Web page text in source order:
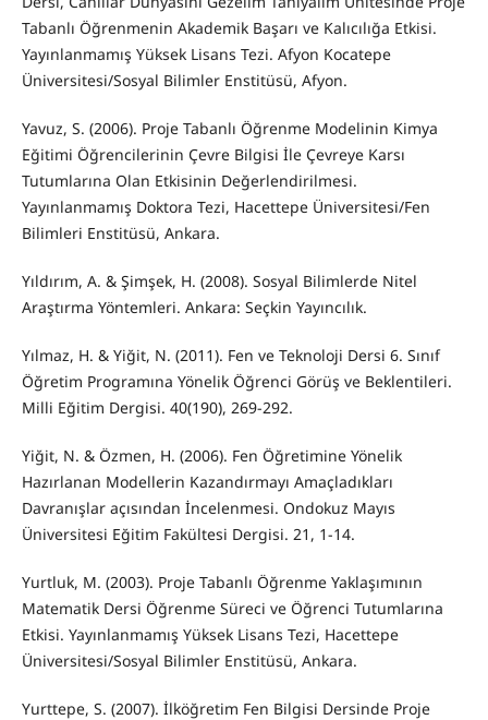
Tabanlı Öğrenmenin Akademik Başarı ve Kalıcılığa Etkisi.
Yayınlanmamış Yüksek Lisans Tezi. Afyon Kocatepe
Üniversitesi/Sosyal Bilimler Enstitüsü, Afyon.
Yavuz, S. (2006). Proje Tabanlı Öğrenme Modelinin Kimya
Eğitimi Öğrencilerinin Çevre Bilgisi İle Çevreye Karsı
Tutumlarına Olan Etkisinin Değerlendirilmesi.
Yayınlanmamış Doktora Tezi, Hacettepe Üniversitesi/Fen
Bilimleri Enstitüsü, Ankara.
Yıldırım, A. & Şimşek, H. (2008). Sosyal Bilimlerde Nitel
Araştırma Yöntemleri. Ankara: Seçkin Yayıncılık.
Yılmaz, H. & Yiğit, N. (2011). Fen ve Teknoloji Dersi 6. Sınıf
Öğretim Programına Yönelik Öğrenci Görüş ve Beklentileri.
Milli Eğitim Dergisi. 40(190), 269-292.
Yiğit, N. & Özmen, H. (2006). Fen Öğretimine Yönelik
Hazırlanan Modellerin Kazandırmayı Amaçladıkları
Davranışlar açısından İncelenmesi. Ondokuz Mayıs
Üniversitesi Eğitim Fakültesi Dergisi. 21, 1-14.
Yurtluk, M. (2003). Proje Tabanlı Öğrenme Yaklaşımının
Matematik Dersi Öğrenme Süreci ve Öğrenci Tutumlarına
Etkisi. Yayınlanmamış Yüksek Lisans Tezi, Hacettepe
Üniversitesi/Sosyal Bilimler Enstitüsü, Ankara.
Yurttepe, S. (2007). İlköğretim Fen Bilgisi Dersinde Proje